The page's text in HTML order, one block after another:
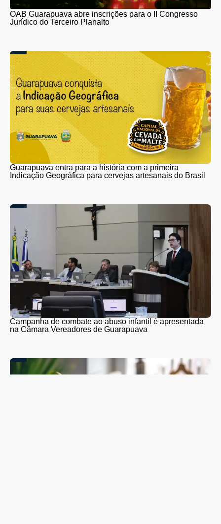
OAB Guarapuava abre inscrições para o II Congresso
Jurídico do Terceiro Planalto
Guarapuava entra para a história com a primeira
Indicação Geográfica para cervejas artesanais do Brasil
Campanha de combate ao abuso infantil é apresentada
na Câmara Vereadores de Guarapuava